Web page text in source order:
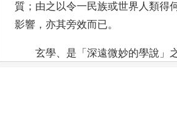
質 ； 由之以令一民族或世界人類得
影響 ，亦其旁效而已。
玄學、 是 「深遠微妙的學說 」